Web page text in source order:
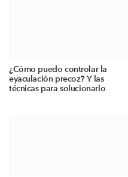
¿Cómo puedo controlar la
eyaculación precoz? Y las
técnicas para solucionarlo